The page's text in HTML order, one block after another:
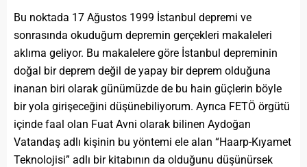
Bu noktada 17 Ağustos 1999 İstanbul depremi ve
sonrasında okuduğum depremin gerçekleri makaleleri
aklıma geliyor. Bu makalelere göre İstanbul depreminin
doğal bir deprem değil de yapay bir deprem olduğuna
inanan biri olarak günümüzde de bu hain güçlerin böyle
bir yola girişeceğini düşünebiliyorum. Ayrıca FETÖ örgütü
içinde faal olan Fuat Avni olarak bilinen Aydoğan
Vatandaş adlı kişinin bu yöntemi ele alan “Haarp-Kıyamet
Teknolojisi” adlı bir kitabının da olduğunu düşünürsek